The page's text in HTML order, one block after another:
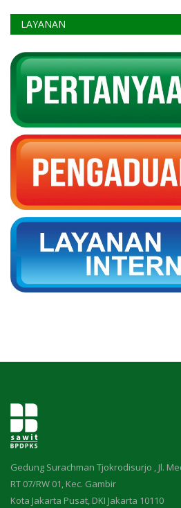
LAYANAN
Gedung Surachman Tjokrodisurjo , Jl.
RT 07/RW 01, Kec. Gambir
Kota Jakarta Pusat, DKI Jakarta 10110